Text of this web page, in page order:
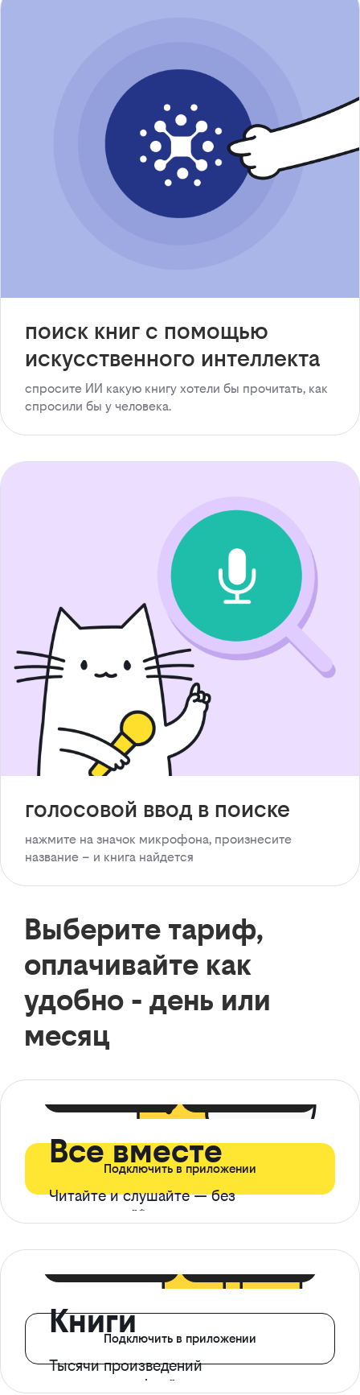
поиск книг с помощью
искусственного интеллекта
спросите ИИ какую книгу хотели бы прочитать, как
спросили бы у человека.
голосовой ввод в поиске
нажмите на значок микрофона, произнесите
название – и книга найдется
Выберите тариф,
оплачивайте как
удобно - день или
месяц
Все вместе
Читайте и слушайте — без
ограничений*
Подключить в приложении
Книги
Тысячи произведений
с доступом офлайн
Подключить в приложении